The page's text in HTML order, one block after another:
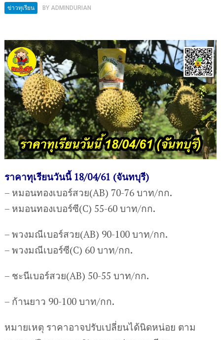
ข่าวทุเรียน BY ADMINDURIAN
ราคาทุเรียนวันนี้ 18/04/61 (จันทบุรี)
– หมอนทองเบอร์สวย(AB) 70-76 บาท/กก.
– หมอนทองเบอร์ซี(C) 55-60 บาท/กก.
– พวงมณีเบอร์สวย(AB) 90-100 บาท/กก.
– พวงมณีเบอร์ซี(C) 60 บาท/กก.
– ชะนีเบอร์สวย(AB) 50-55 บาท/กก.
– ก้านยาว 90-100 บาท/กก.
หมายเหตุ ราคาอาจปรับเปลี่ยนได้นิดหน่อย ตาม